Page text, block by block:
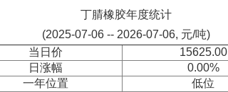
丁腈橡胶年度统计
(2025-07-06 -- 2026-07-06, 元/吨)
当日价
15625.00
日涨幅
0.00%
一年位置
低位